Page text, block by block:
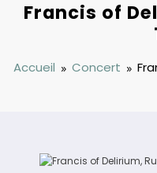
Francis of
Accueil Concert